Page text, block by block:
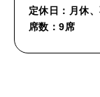
定休日：月休
席数：9席